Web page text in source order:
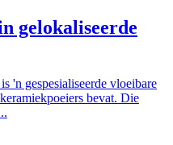
gelokaliseerde
'n gespesialiseerde vloeibare
bevat. Die